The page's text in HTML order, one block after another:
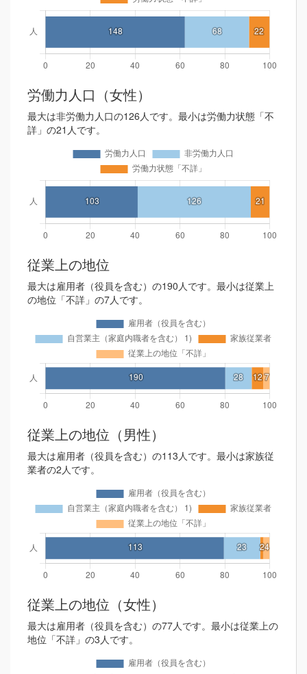
労働力人口（女性）
最大は非労働力人口の126人です。最小は労働力状態「不
詳」の21人です。
従業上の地位
最大は雇用者（役員を含む）の190人です。最小は従業上
の地位「不詳」の7人です。
従業上の地位（男性）
最大は雇用者（役員を含む）の113人です。最小は家族従
業者の2人です。
従業上の地位（女性）
最大は雇用者（役員を含む）の77人です。最小は従業上の
地位「不詳」の3人です。